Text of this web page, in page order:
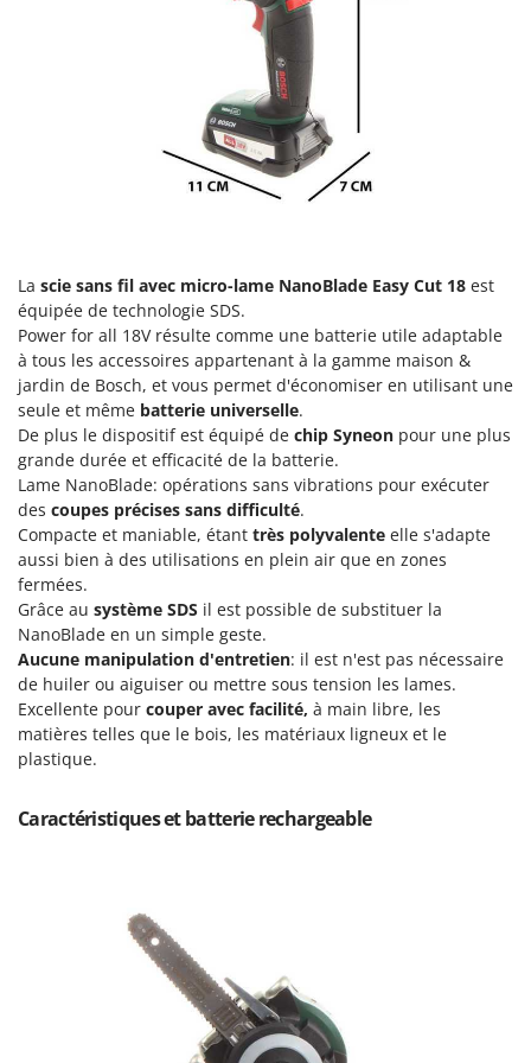
Gyrobroyeurs à lame pour tracteur
Haches - Cognées et Hachettes
Hachoirs à viande
Herses à Dents
L
Lames à neige
Lames niveleuses pour tracteur
Lave-vitres
Lieuses électriques pour vignes
M
Machines à pâtes
Machines pour la transformation des fruits
Machines sous vide
Motobineuses
Motoculteurs
Motofaucheuses
Motopompes pour irrigation
Moulins à céréales électriques
Nettoyeurs tapis, moquettes et tapisseries
Peignes vibreurs et Secoueurs à olives
Pelles rétros pour tracteur
Eschenfelder
EuroMech
Eurosystems
F
FAC
Fama Industrie
Famag
Famur
FARMER
FBC
Ferrari Group
Ferroni
Ferrua
FIAC
Fiorentini
La scie sans fil avec micro-lame NanoBlade Easy Cut 18 est
équipée de technologie SDS.
Power for all 18V résulte comme une batterie utile adaptable
à tous les accessoires appartenant à la gamme maison &
jardin de Bosch, et vous permet d'économiser en utilisant une
seule et même batterie universelle.
De plus le dispositif est équipé de chip Syneon pour une plus
grande durée et efficacité de la batterie.
Lame NanoBlade: opérations sans vibrations pour exécuter
des coupes précises sans difficulté.
Compacte et maniable, étant très polyvalente elle s'adapte
aussi bien à des utilisations en plein air que en zones
fermées.
Grâce au système SDS il est possible de substituer la
NanoBlade en un simple geste.
Aucune manipulation d'entretien: il est n'est pas nécessaire
de huiler ou aiguiser ou mettre sous tension les lames.
Excellente pour couper avec facilité, à main libre, les
matières telles que le bois, les matériaux ligneux et le
plastique.
Caractéristiques et batterie rechargeable